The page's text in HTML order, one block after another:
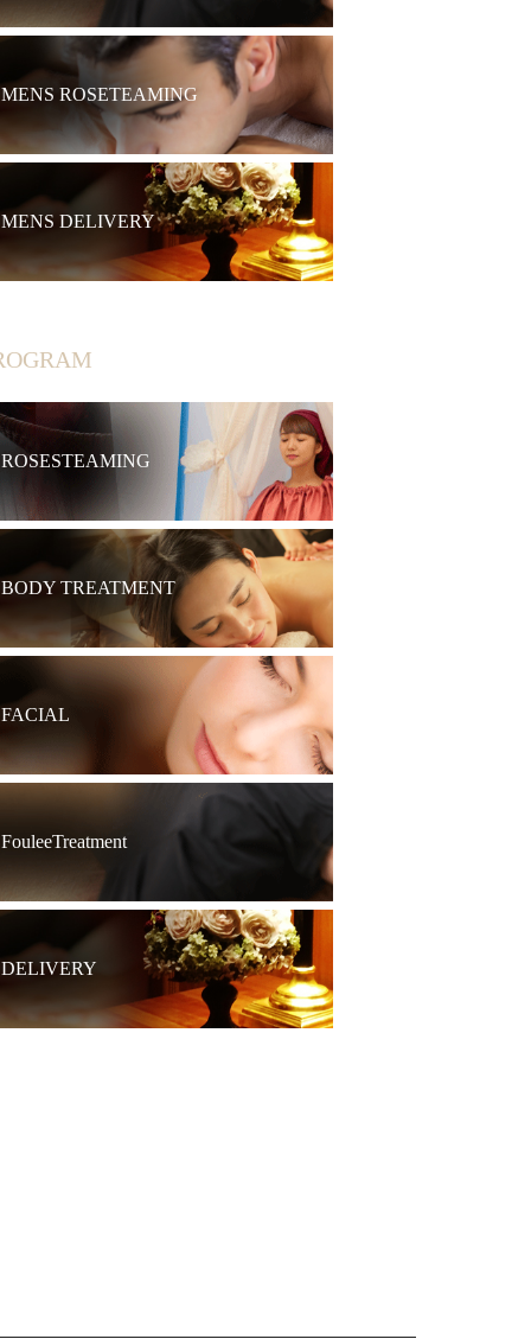
MENS ROSETEAMING
MENS DELIVERY
ROSESTEAMING
BODY TREATMENT
FACIAL
FouleeTreatment
DELIVERY